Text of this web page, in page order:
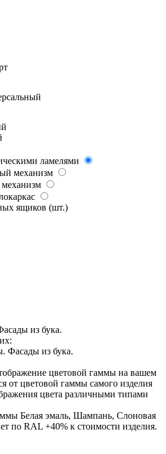
ламелями
механизм
ящиков (шт.)
из бука.
Фасады из бука.
цветовой гаммы на вашем
от цветовой гаммы самого изделия
цвета различными типами
Белая эмаль, Шампань, Слоновая
по RAL +40% к стоимости изделия.